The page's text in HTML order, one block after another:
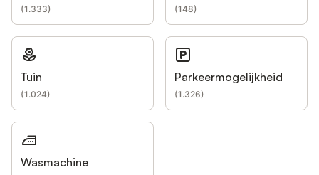
(1.333) (148)
Tuin
(1.024)
Parkeermogelijkheid
(1.326)
Wasmachine